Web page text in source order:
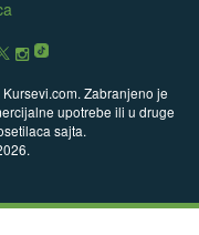
Zabranjeno je
upotrebe ili u druge
sajta.